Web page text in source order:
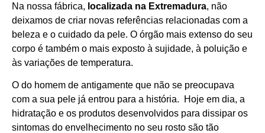
Na nossa fábrica, localizada na Extremadura, não
deixamos de criar novas referências relacionadas com a
beleza e o cuidado da pele. O órgão mais extenso do seu
corpo é também o mais exposto à sujidade, à poluição e
às variações de temperatura.
O do homem de antigamente que não se preocupava
com a sua pele já entrou para a história. Hoje em dia, a
hidratação e os produtos desenvolvidos para dissipar os
sintomas do envelhecimento no seu rosto são tão